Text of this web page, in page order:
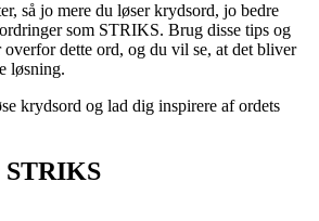
så jo mere du løser krydsord, jo bedre
som STRIKS. Brug disse tips og
dette ord, og du vil se, at det bliver
løsning.
krydsord og lad dig inspirere af ordets
STRIKS